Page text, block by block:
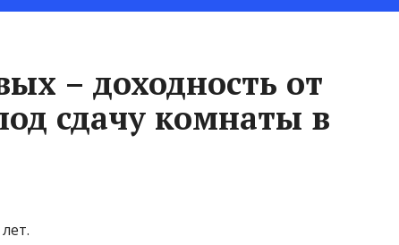
– доходность от
сдачу комнаты в